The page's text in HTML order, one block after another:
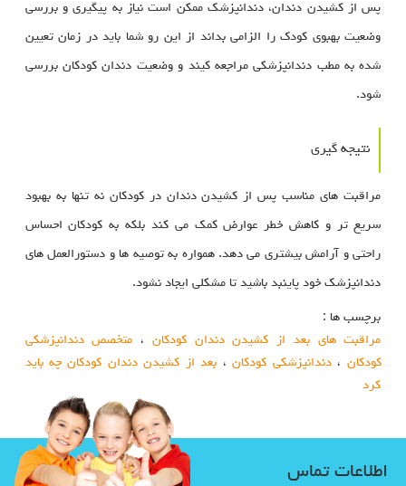
پس از کشیدن دندان، دندانپزشک ممکن است نیاز به پیگیری و بررسی
وضعیت بهبوی کودک را الزامی بداند از این رو شما باید در زمان تعیین
شده به مطب دندانپزشکی مراجعه کیند و وضعیت دندان کودکان بررسی
شود.
نتیجه گیری
مراقبت های مناسب پس از کشیدن دندان در کودکان نه تنها به بهبود
سریع تر و کاهش خطر عوارض کمک می کند بلکه به کودکان احساس
راحتی و آرامش بیشتری می دهد. همواره به توصیه ها و دستورالعمل های
دندانپزشک خود پاینبد باشید تا مشکلی ایجاد نشود.
برچسب ها :
مراقبت های بعد از کشیدن دندان کودکان ، متخصص دندانپزشکی
کودکان ،دندانپزشکی کودکان، بعد از کشیدن دندان کودکان چه باید
کرد
اطلاعات تماس